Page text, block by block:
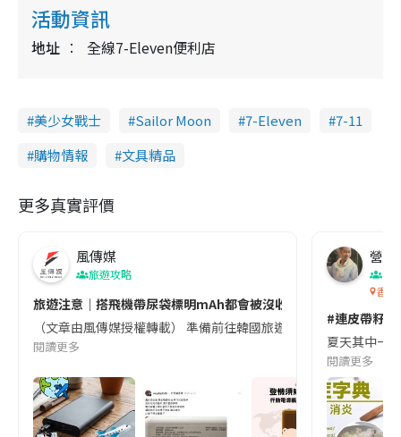
活動資訊
地址 全線7-Eleven便利店
美少女戰士 Sailor Moon 7-Eleven
7-11
購物情報
文具精品
更多真實評價
風傳媒
旅遊攻略
旅遊注意｜搭飛機帶尿袋標明mAh都會被沒收😱出發前切記檢查
（文章由風傳媒授權轉載） 準備前往韓國旅遊的民眾，近期要
閱讀更多
營養
香港
#連皮帶籽
夏天其中一
閱讀更多